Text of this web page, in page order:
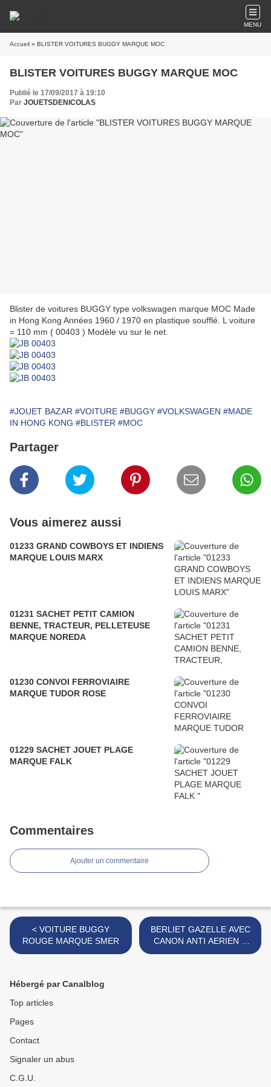
MENU
Accueil » BLISTER VOITURES BUGGY MARQUE MOC
BLISTER VOITURES BUGGY MARQUE MOC
Publié le 17/09/2017 à 19:10
Par JOUETSDENICOLAS
Blister de voitures BUGGY type volkswagen marque MOC Made
in Hong Kong Années 1960 / 1970 en plastique soufflé. L voiture
= 110 mm ( 00403 ) Modèle vu sur le net.
#JOUET BAZAR #VOITURE #BUGGY #VOLKSWAGEN #MADE
IN HONG KONG #BLISTER #MOC
Partager
Vous aimerez aussi
01233 GRAND COWBOYS ET INDIENS
MARQUE LOUIS MARX
01231 SACHET PETIT CAMION
BENNE, TRACTEUR, PELLETEUSE
MARQUE NOREDA
01230 CONVOI FERROVIAIRE
MARQUE TUDOR ROSE
01229 SACHET JOUET PLAGE
MARQUE FALK
Commentaires
Ajouter un commentaire
< VOITURE BUGGY
ROUGE MARQUE SMER
BERLIET GAZELLE AVEC
CANON ANTI AERIEN &
REMORQUE MARQUE
Hébergé par Canalblog
Top articles
Pages
Contact
Signaler un abus
C.G.U.